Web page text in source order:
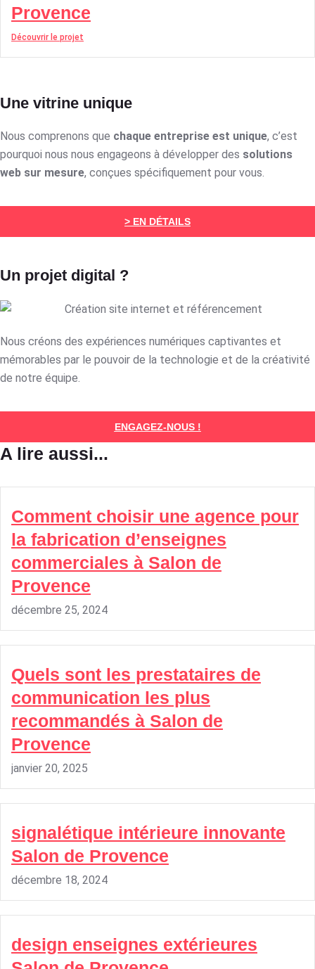
Provence
Découvrir le projet
Une vitrine unique
Nous comprenons que chaque entreprise est unique, c’est
pourquoi nous nous engageons à développer des solutions
web sur mesure, conçues spécifiquement pour vous.
> EN DÉTAILS
Un projet digital ?
Nous créons des expériences numériques captivantes et
mémorables par le pouvoir de la technologie et de la créativité
de notre équipe.
ENGAGEZ-NOUS !
A lire aussi...
Comment choisir une agence pour
la fabrication d’enseignes
commerciales à Salon de
Provence
décembre 25, 2024
Quels sont les prestataires de
communication les plus
recommandés à Salon de
Provence
janvier 20, 2025
signalétique intérieure innovante
Salon de Provence
décembre 18, 2024
design enseignes extérieures